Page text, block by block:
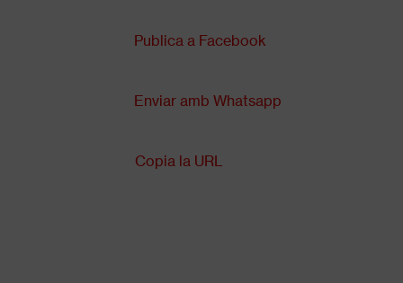
Publica a Facebook
Enviar amb Whatsapp
Copia la URL